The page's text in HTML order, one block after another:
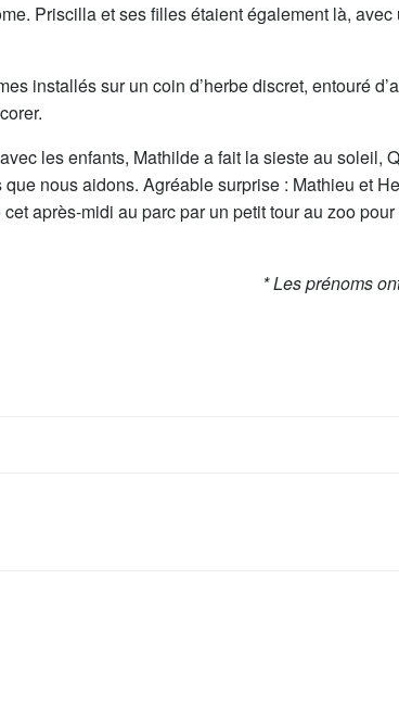
Priscilla et ses filles étaient également là, avec
installés sur un coin d’herbe discret, entouré
les enfants, Mathilde a fait la sieste au soleil,
nous aidons. Agréable surprise : Mathieu et
après-midi au parc par un petit tour au zoo
* Les prénoms